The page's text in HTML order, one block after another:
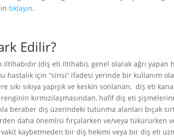
tıklayın.
Edilir?
(diş eti iltihabı), genel olarak ağrı yapan
hastalık için “sinsi” ifadesi yerinde bir kullanım
sıkıya yapışık ve keskin sonlanan, diş eti
kırmızılaşmasından, hafif diş eti
beraber diş üzerindeki tutunma alanları bıçak
daha önemlisi fırçalarken ve/veya tükürürken
vakit kaybetmeden bir diş hekimi veya bir diş eti